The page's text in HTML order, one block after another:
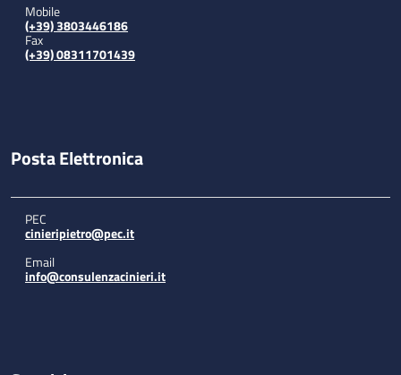
Mobile
(+39) 3803446186
Fax
(+39) 08311701439
Posta Elettronica
PEC
cinieripietro@pec.it
Email
info@consulenzacinieri.it